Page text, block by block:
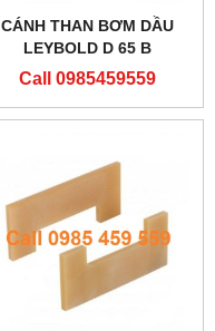
CÁNH THAN BƠM DẦU
LEYBOLD D 65 B
Call 0985459559